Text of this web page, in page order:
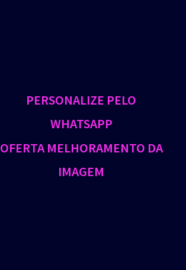
PERSONALIZE PELO
WHATSAPP
OFERTA MELHORAMENTO DA
IMAGEM